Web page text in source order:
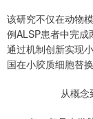
该研究不仅在动物
例ALSP患者中完
通过机制创新实现
国在小胶质细胞替
从概念